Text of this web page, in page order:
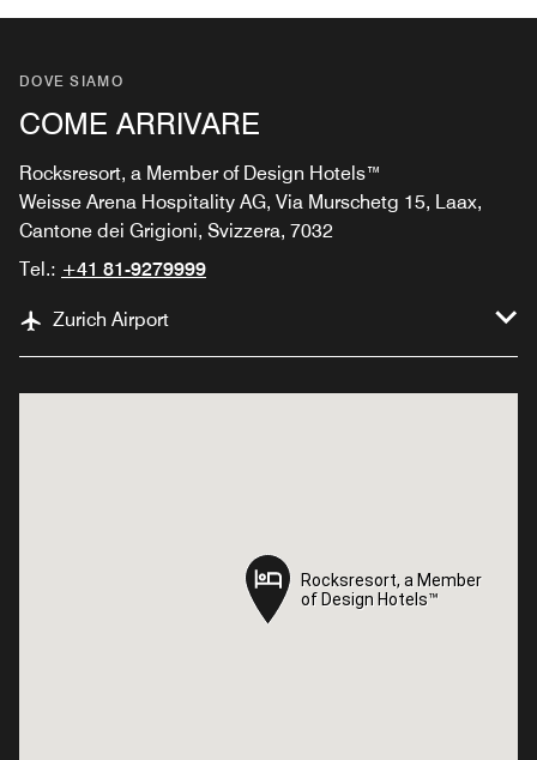
DOVE SIAMO
COME ARRIVARE
Rocksresort, a Member of Design Hotels™
Weisse Arena Hospitality AG, Via Murschetg 15, Laax,
Cantone dei Grigioni, Svizzera, 7032
Tel.: +41 81-9279999
Zurich Airport
Rocksresort, a Member
of Design Hotels™
Rocksresort, a Member
of Design Hotels™